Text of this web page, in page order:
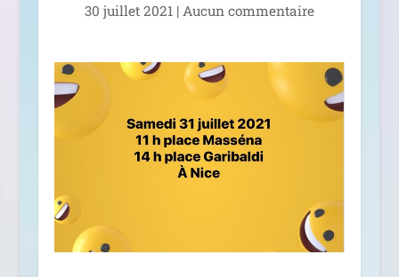
30 juillet 2021 | Aucun com­men­taire